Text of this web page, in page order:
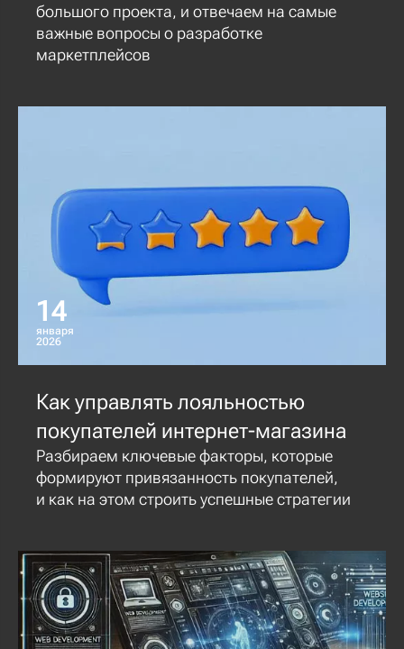
большого проекта, и отвечаем на самые
важные вопросы о разработке
маркетплейсов
14
января
2026
Как управлять лояльностью
покупателей интернет-магазина
Разбираем ключевые факторы, которые
формируют привязанность покупателей,
и как на этом строить успешные стратегии